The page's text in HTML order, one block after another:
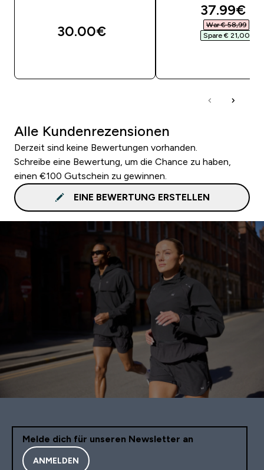
30.00€‎
37.99€‎
War € 58,99‎
Spare € 21,00‎
Alle Kundenrezensionen
Derzeit sind keine Bewertungen vorhanden.
Schreibe eine Bewertung, um die Chance zu haben,
einen €100 Gutschein zu gewinnen.
EINE BEWERTUNG ERSTELLEN
Melde dich für unseren Newsletter an
ANMELDEN